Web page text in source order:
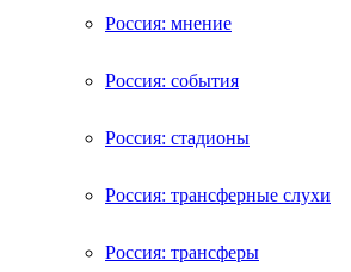
Россия: мнение
Россия: события
Россия: стадионы
Россия: трансферные слухи
Россия: трансферы